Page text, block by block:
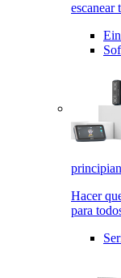
escanear
Hacer
para